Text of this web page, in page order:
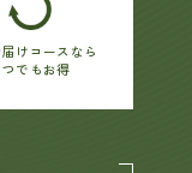
けコースなら
つでもお得